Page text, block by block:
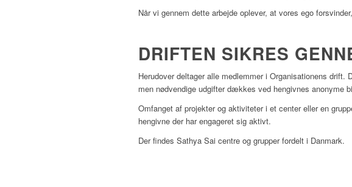
Når vi gennem dette arbejde oplever, at vores ego
DRIFTEN SIKRES
Herudover deltager alle medlemmer i Organisationens
men nødvendige udgifter dækkes ved hengivnes anonyme
Omfanget af projekter og aktiviteter i et center eller en
hengivne der har engageret sig aktivt.
Der findes Sathya Sai centre og grupper fordelt i Danmark.